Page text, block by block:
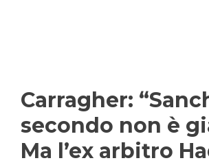
Carragher:
secondo non è
Ma l’ex arbitro